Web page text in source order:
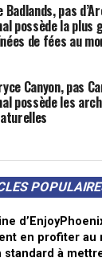
Badlands, pas
possède la plus
de fées au
Canyon, pas
possède les
en profiter au
à